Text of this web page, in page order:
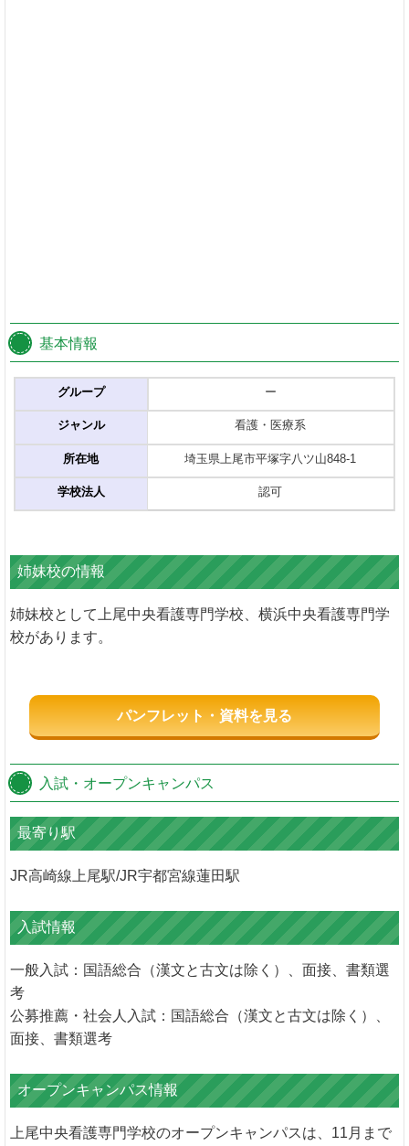
基本情報
グループ
ジャンル
所在地
学校法人
ー
看護・医療系
埼玉県上尾市平塚字八ツ山848-1
認可
姉妹校の情報
姉妹校として上尾中央看護専門学校、横浜中央看護専門学
校があります。
パンフレット・資料を見る
入試・オープンキャンパス
最寄り駅
JR高崎線上尾駅/JR宇都宮線蓮田駅
入試情報
一般入試：国語総合（漢文と古文は除く）、面接、書類選
考
公募推薦・社会人入試：国語総合（漢文と古文は除く）、
面接、書類選考
オープンキャンパス情報
上尾中央看護専門学校のオープンキャンパスは、11月まで